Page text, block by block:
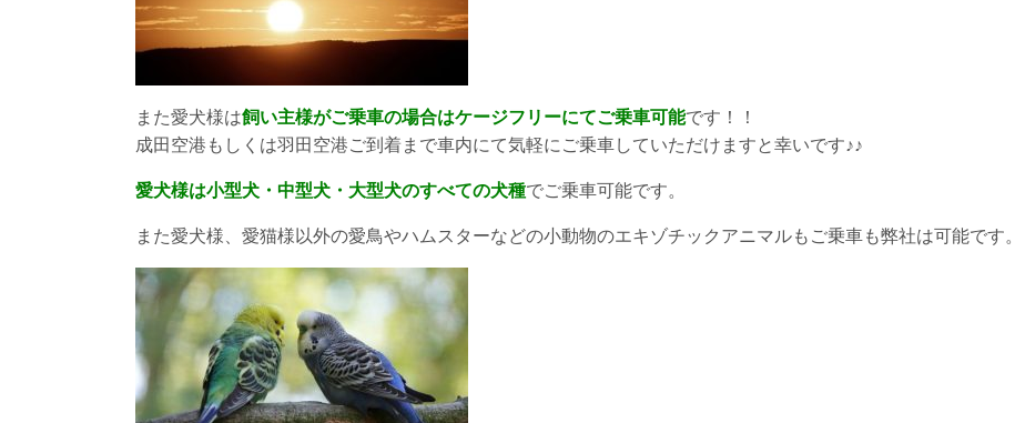
また愛犬様は飼い主様がご乗車の場合はケージフリーにてご乗車可能です！！
成田空港もしくは羽田空港ご到着まで車内にて気軽にご乗車していただけますと幸いです♪♪
愛犬様は小型犬・中型犬・大型犬のすべての犬種でご乗車可能です。
また愛犬様、愛猫様以外の愛鳥やハムスターなどの小動物のエキゾチックアニマルもご乗車も弊社は可能です。